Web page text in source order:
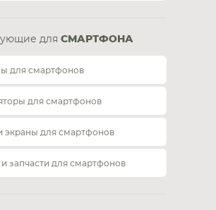
для СМАРТФОНА
для смартфонов
для смартфонов
экраны для смартфонов
запчасти для смартфонов